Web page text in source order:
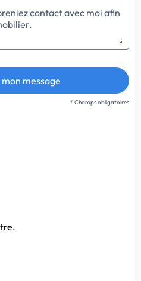
message
* Champs obligatoires